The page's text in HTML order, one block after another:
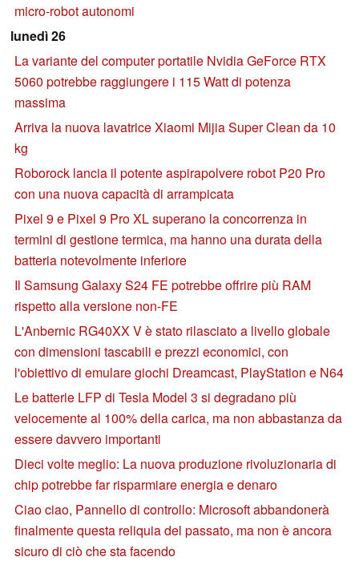
micro-robot autonomi
lunedì 26
La variante del computer portatile Nvidia GeForce RTX
5060 potrebbe raggiungere i 115 Watt di potenza
massima
Arriva la nuova lavatrice Xiaomi Mijia Super Clean da 10
kg
Roborock lancia il potente aspirapolvere robot P20 Pro
con una nuova capacità di arrampicata
Pixel 9 e Pixel 9 Pro XL superano la concorrenza in
termini di gestione termica, ma hanno una durata della
batteria notevolmente inferiore
Il Samsung Galaxy S24 FE potrebbe offrire più RAM
rispetto alla versione non-FE
L'Anbernic RG40XX V è stato rilasciato a livello globale
con dimensioni tascabili e prezzi economici, con
l'obiettivo di emulare giochi Dreamcast, PlayStation e N64
Le batterie LFP di Tesla Model 3 si degradano più
velocemente al 100% della carica, ma non abbastanza da
essere davvero importanti
Dieci volte meglio: La nuova produzione rivoluzionaria di
chip potrebbe far risparmiare energia e denaro
Ciao ciao, Pannello di controllo: Microsoft abbandonerà
finalmente questa reliquia del passato, ma non è ancora
sicuro di ciò che sta facendo